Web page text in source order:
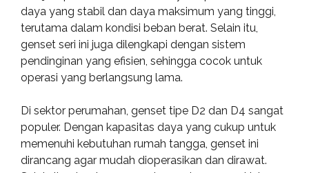
daya yang stabil dan daya maksimum yang tinggi,
terutama dalam kondisi beban berat. Selain itu,
genset seri ini juga dilengkapi dengan sistem
pendinginan yang efisien, sehingga cocok untuk
operasi yang berlangsung lama.
Di sektor perumahan, genset tipe D2 dan D4 sangat
populer. Dengan kapasitas daya yang cukup untuk
memenuhi kebutuhan rumah tangga, genset ini
dirancang agar mudah dioperasikan dan dirawat.